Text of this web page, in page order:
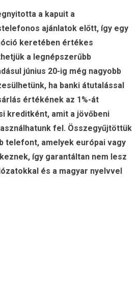
a kapuit a
ajánlatok előtt, így egy
keretében értékes
a legnépszerűbb
június 20-ig még nagyobb
ha banki átutalással
értékének az 1%-át
kreditként, amit a jövőbeni
fel. Összegyűjtöttük
telefont, amelyek európai vagy
így garantáltan nem lesz
és a magyar nyelvvel